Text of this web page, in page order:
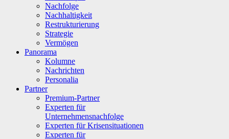
Nachfolge
Nachhaltigkeit
Restrukturierung
Strategie
Vermögen
Panorama
Kolumne
Nachrichten
Personalia
Partner
Premium-Partner
Experten für
Unternehmensnachfolge
Experten für Krisensituationen
Experten für